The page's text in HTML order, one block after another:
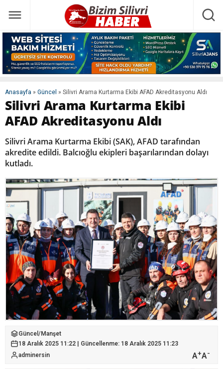
Anasayfa » Güncel » Silivri Arama Kurtarma Ekibi AFAD Akreditasyonu Aldı
Silivri Arama Kurtarma Ekibi
AFAD Akreditasyonu Aldı
Silivri Arama Kurtarma Ekibi (SAK), AFAD tarafından
akredite edildi. Balcıoğlu ekipleri başarılarından dolayı
kutladı.
Güncel /Manşet
18 Aralık 2025 11:22 | Güncellenme: 18 Aralık 2025 11:23
adminersin
A+A-